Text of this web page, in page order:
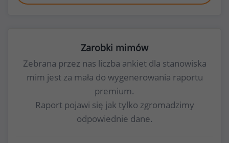
Zarobki mimów
Zebrana przez nas liczba ankiet dla stanowiska
mim jest za mała do wygenerowania raportu
premium.
Raport pojawi się jak tylko zgromadzimy
odpowiednie dane.